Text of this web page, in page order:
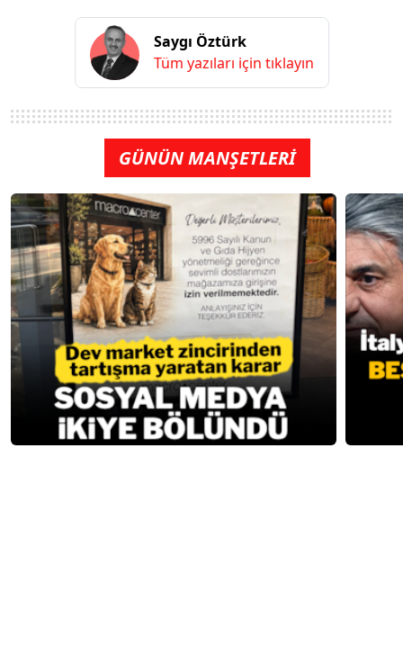
Saygı Öztürk
Tüm yazıları için tıklayın
GÜNÜN MANŞETLERİ